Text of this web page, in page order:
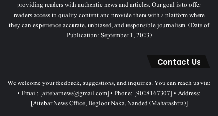
providing readers with authentic news and articles. Our goal is to offer
readers access to quality content and provide them with a platform where
they can experience accurate, unbiased, and responsible journalism. (Date of
Publication: September 1, 2023)
Contact Us
We welcome your feedback, suggestions, and inquiries. You can reach us via:
• Email: [aitebarnews@gmail.com] • Phone: [9028167307] • Address:
[Aitebar News Office, Degloor Naka, Nanded (Maharashtra)]